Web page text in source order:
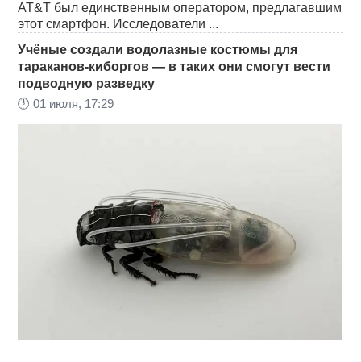
AT&T был единственным оператором, предлагавшим
этот смартфон. Исследователи ...
Учёные создали водолазные костюмы для
тараканов-киборгов — в таких они смогут вести
подводную разведку
🕛01 июля, 17:29